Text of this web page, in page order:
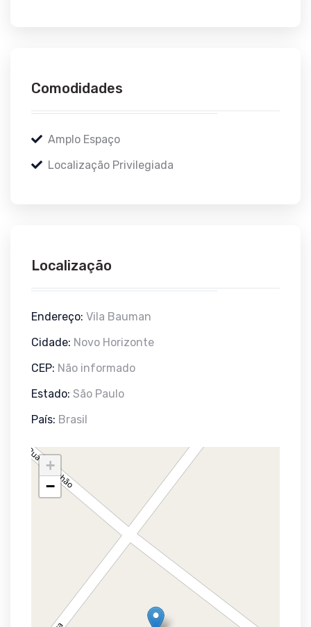
Comodidades
Amplo Espaço
Localização Privilegiada
Localização
Endereço: Vila Bauman
Cidade: Novo Horizonte
CEP: Não informado
Estado: São Paulo
País: Brasil
+
−